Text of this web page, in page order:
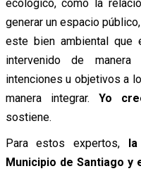
ecológico, como la
generar un espacio
este bien ambiental
intervenido de
intenciones u objetivos a
manera integrar. Yo
sostiene.
Para estos expertos,
Municipio de Santiago